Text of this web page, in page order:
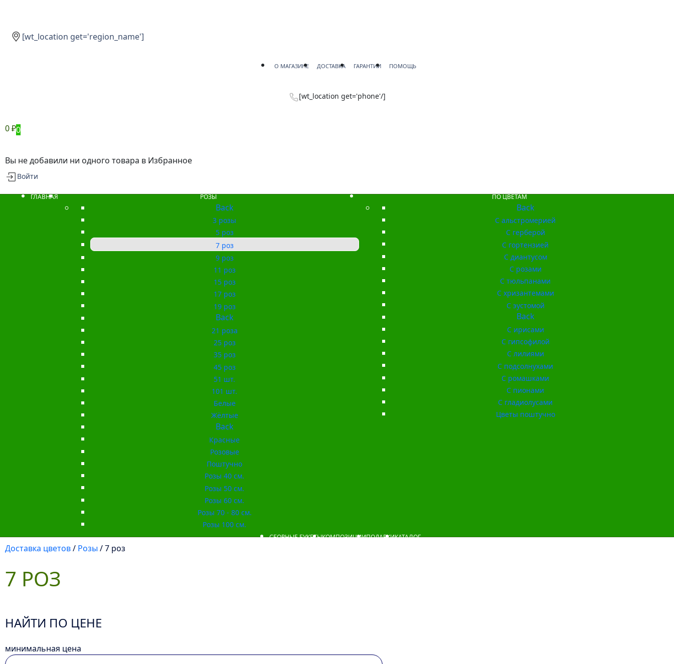
[wt_location get='region_name']
О МАГАЗИНЕ ДОСТАВКА ГАРАНТИИ ПОМОЩЬ
[wt_location get='phone'/]
0₽0
Вы не добавили ни одного товара в Избранное
Войти
ГЛАВНАЯ РОЗЫ
Back
3 розы
5 роз
7 роз
9 роз
11 роз
15 роз
17 роз
19 роз
Back
21 роза
25 роз
35 роз
45 роз
51 шт.
101 шт.
Белые
Жёлтые
Back
Красные
Розовые
Поштучно
Розы 40 см.
Розы 50 см.
Розы 60 см.
Розы 70 - 80 см.
Розы 100 см.
ПО ЦВЕТАМ
Back
С альстромерией
С герберой
С гортензией
С диантусом
С розами
С тюльпанами
С хризантемами
С эустомой
Back
С ирисами
С гипсофилой
С лилиями
С подсолнухами
С ромашками
С пионами
С гладиолусами
Цветы поштучно
СБОРНЫЕ БУКЕТЫКОМПОЗИЦИИПОДАРКИКАТАЛОГ
Доставка цветов/ Розы / 7 роз
7 РОЗ
НАЙТИ ПО ЦЕНЕ
минимальная цена